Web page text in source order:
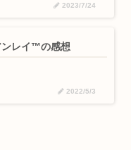
2023/7/24
ンレイ™の感想
2022/5/3